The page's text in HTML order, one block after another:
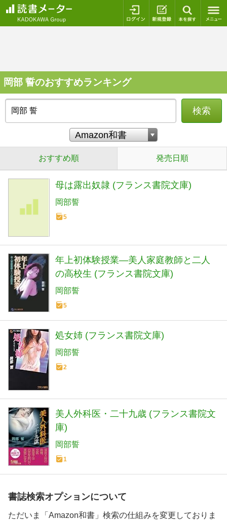
ログイン 新規登録
岡部 誓のおすすめランキング
検索
おすすめ順 発売日順
母は露出奴隷 (フランス書院文庫)
岡部誓
5
年上初体験授業―美人家庭教師と二人
の高校生 (フランス書院文庫)
岡部誓
5
処女姉 (フランス書院文庫)
岡部誓
2
美人外科医・二十九歳 (フランス書院文
庫)
岡部誓
1
書誌検索オプションについて
ただいま「Amazon和書」検索の仕組みを変更しておりま